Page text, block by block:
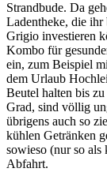
Strandbude. Da
Ladentheke, die ihr
Grigio investieren
Kombo für
ein, zum Beispiel
dem Urlaub
Beutel halten bis
Grad, sind völlig
übrigens auch so
kühlen Getränken
sowieso (nur so
Abfahrt.